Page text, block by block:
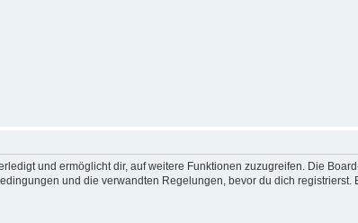
und ermöglicht dir, auf weitere Funktionen zuzugreifen. Die
und die verwandten Regelungen, bevor du dich registrierst.